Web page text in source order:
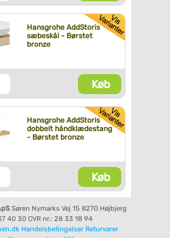
Hansgrohe AddStoris
sæbeskål - Børstet
bronze
Køb
Hansgrohe AddStoris
dobbelt håndklædestang
- Børstet bronze
Køb
Søren Nymarks Vej 15 8270 Højbjerg
40 30 CVR nr.: 28 33 18 94
Handelsbetingelser Returvarer